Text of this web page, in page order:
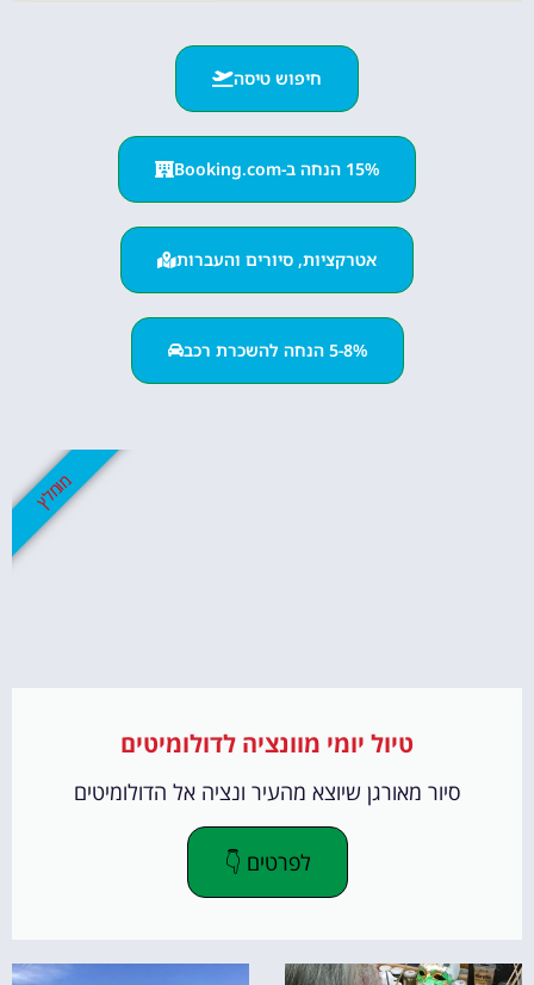
חיפוש טיסה
15% הנחה ב-Booking.com
אטרקציות, סיורים והעברות
5-8% הנחה להשכרת רכב
טיול יומי מוונציה לדולומיטים
סיור מאורגן שיוצא מהעיר ונציה אל הדולומיטים
לפרטים 👇
מומלץ